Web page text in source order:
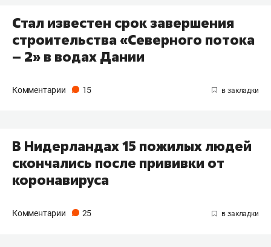
Стал известен срок завершения
строительства «Северного потока
– 2» в водах Дании
Комментарии 15
В Нидерландах 15 пожилых людей
скончались после прививки от
коронавируса
Комментарии 25